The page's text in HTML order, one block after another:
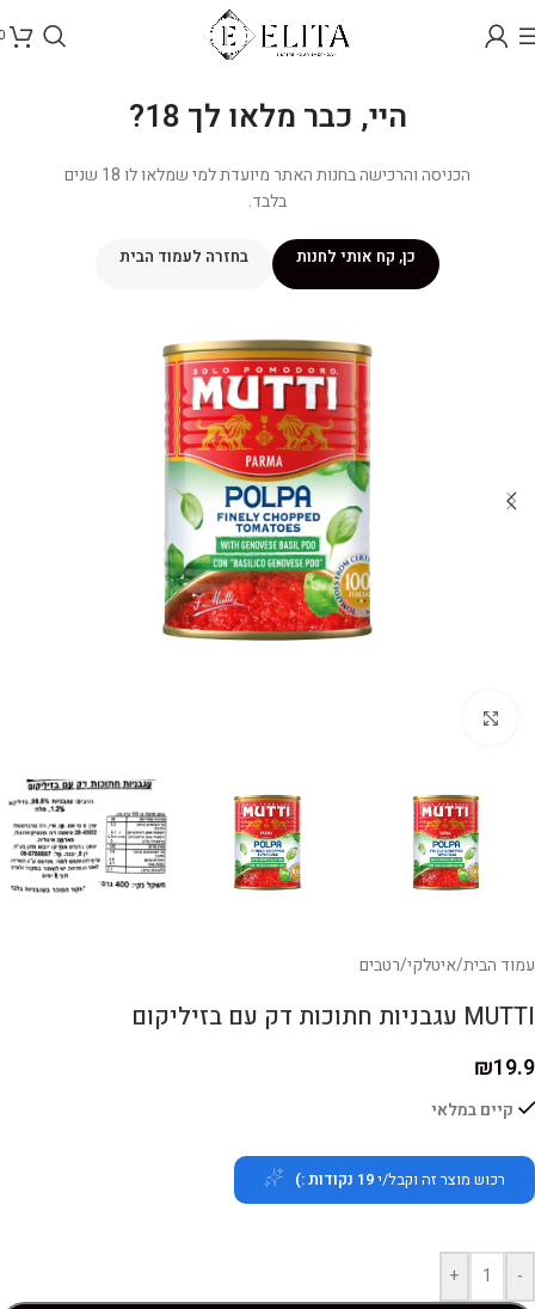
היי, כבר מלאו לך 18?
הכניסה והרכישה בחנות האתר מיועדת למי שמלאו לו 18 שנים
בלבד.
כן, קח אותי לחנות בחזרה לעמוד הבית
עמוד הבית/איטלקי/רטבים
MUTTI עגבניות חתוכות דק עם בזיליקום
₪19.9
קיים במלאי
רכוש מוצר זה וקבל/י19 נקודות :)
-
+